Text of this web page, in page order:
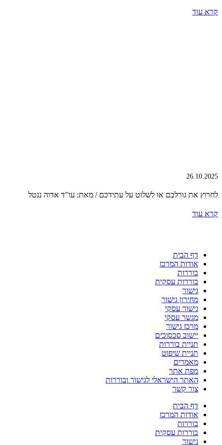
קרא עוד
26.10.2025
לחרוץ את גורלכם או לשלוט על עתידכם / מאת: עו"ד אדוה ננטל
קרא עוד
דף הבית
אודות המרכז
בוררות
בוררות עסקית
גישור
מחירון גישור
גישור עסקי
מגשר עסקי
מרכז גישור
יישוב סכסוכים
תניית בוררות
תניית שיפוט
מאמרים
מפת אתר
האתר הישראלי לגישור ובוררות
צור קשר
דף הבית
אודות המרכז
בוררות
בוררות עסקית
גישור